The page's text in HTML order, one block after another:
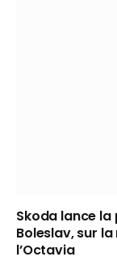
Skoda lance
Boleslav, sur la
l’Octavia